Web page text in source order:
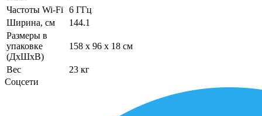
Частоты Wi-Fi
6 ГГц
Ширина, см
144.1
Размеры в
упаковке
(ДхШхВ)
158 x 96 x 18 см
Вес
23 кг
Соцсети